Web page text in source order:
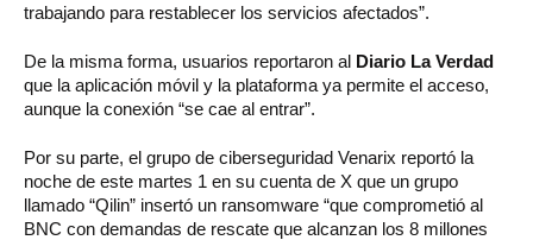
trabajando para restablecer los servicios afectados”.
De la misma forma, usuarios reportaron al Diario La Verdad
que la aplicación móvil y la plataforma ya permite el acceso,
aunque la conexión “se cae al entrar”.
Por su parte, el grupo de ciberseguridad Venarix reportó la
noche de este martes 1 en su cuenta de X que un grupo
llamado “Qilin” insertó un ransomware “que comprometió al
BNC con demandas de rescate que alcanzan los 8 millones